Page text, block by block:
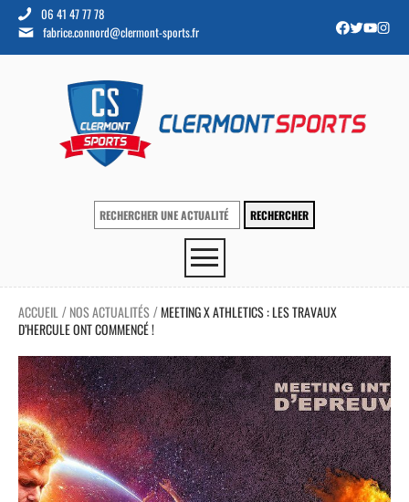
06 41 47 77 78
fabrice.connord@clermont-sports.fr
ACCUEIL / NOS ACTUALITÉS /MEETING X ATHLETICS : LES TRAVAUX
D’HERCULE ONT COMMENCÉ !